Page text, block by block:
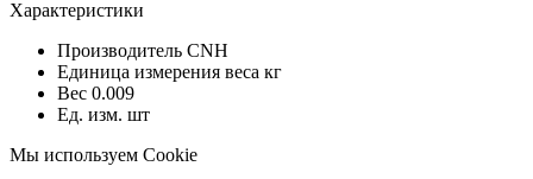
Характеристики
Производитель CNH
Единица измерения веса кг
Вес 0.009
Ед. изм. шт
Мы используем Cookie